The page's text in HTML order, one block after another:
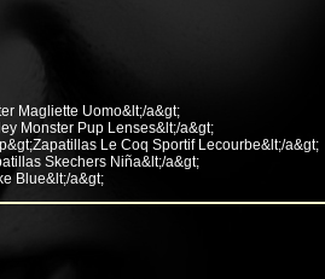
Magliette Uomo&lt;/a&gt;
Monster Pup Lenses&lt;/a&gt;
Le Coq Sportif Lecourbe&lt;/a&gt;
Skechers Niña&lt;/a&gt;
Blue&lt;/a&gt;